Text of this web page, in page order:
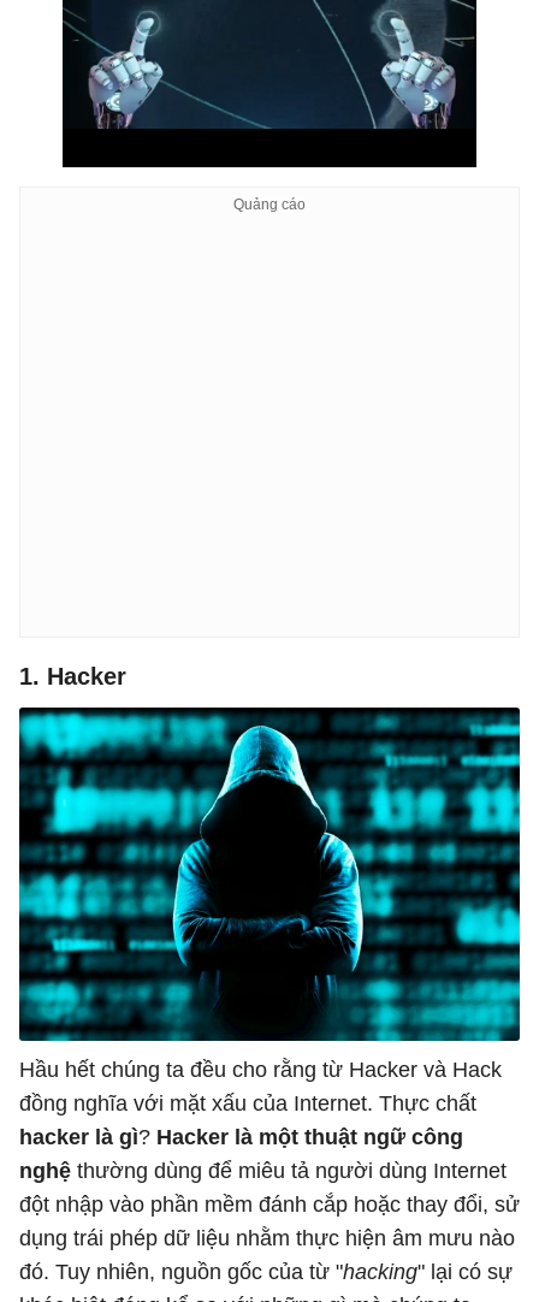
1. Hacker
Hầu hết chúng ta đều cho rằng từ Hacker và Hack
đồng nghĩa với mặt xấu của Internet. Thực chất
hacker là gì? Hacker là một thuật ngữ công
nghệ thường dùng để miêu tả người dùng Internet
đột nhập vào phần mềm đánh cắp hoặc thay đổi, sử
dụng trái phép dữ liệu nhằm thực hiện âm mưu nào
đó. Tuy nhiên, nguồn gốc của từ "hacking" lại có sự